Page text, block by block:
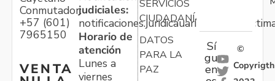
Conmutador:
+57 (601)
7965150
VENTA
judiciales:
Horario de
atención
Lunes a
viernes
SERVICIOS
CIUDADANÍA
DATOS
PARA LA
PAZ
Sí
gu
en
©
Copyrigth